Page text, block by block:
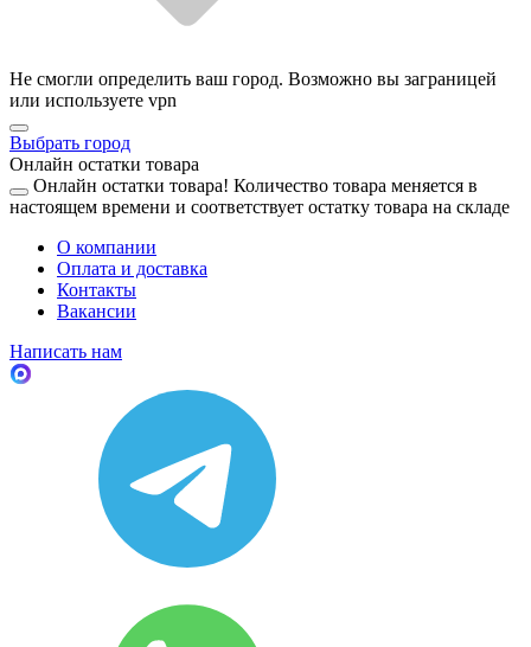
Не смогли определить ваш город. Возможно вы заграницей
или используете vpn
Выбрать город
Онлайн остатки товара
Онлайн остатки товара! Количество товара меняется в
настоящем времени и соответствует остатку товара на складе
О компании
Оплата и доставка
Контакты
Вакансии
Написать нам